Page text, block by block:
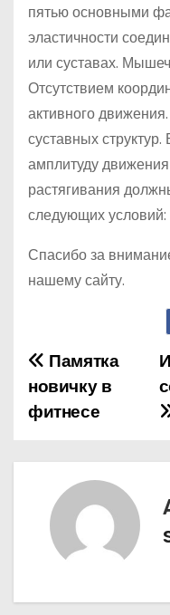
пятью основными
эластичности
или суставах.
Отсутствием
активного
суставных
амплитуду
растягивания
следующих условий:
Спасибо за
нашему сайту.
Н
а
ц
Памятка
новичку в
фитнесе